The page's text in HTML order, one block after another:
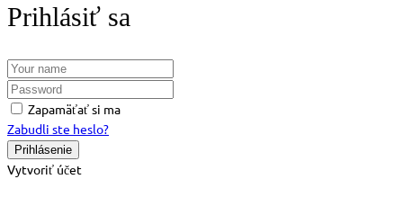
Prihlásiť sa
Zapamäťať si ma
Zabudli ste heslo?
Vytvoriť účet